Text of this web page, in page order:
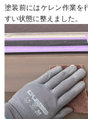
塗装前にはケレン作業を
すい状態に整えました。